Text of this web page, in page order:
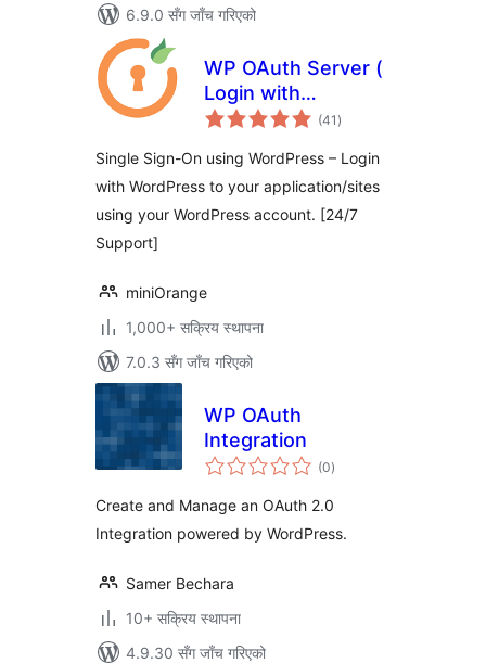
6.9.0 सँग जाँच गरिएको
WP OAuth Server (
Login with
WordPress )(41 कुल
रेटिङ्गहरू
)
Single Sign-On using WordPress – Login
with WordPress to your application/sites
using your WordPress account. [24/7
Support]
miniOrange
1,000+ सक्रिय स्थापना
7.0.3 सँग जाँच गरिएको
WP OAuth
Integration
(0कुल
रेटिङ्गहरू
)
Create and Manage an OAuth 2.0
Integration powered by WordPress.
Samer Bechara
10+ सक्रिय स्थापना
4.9.30 सँग जाँच गरिएको